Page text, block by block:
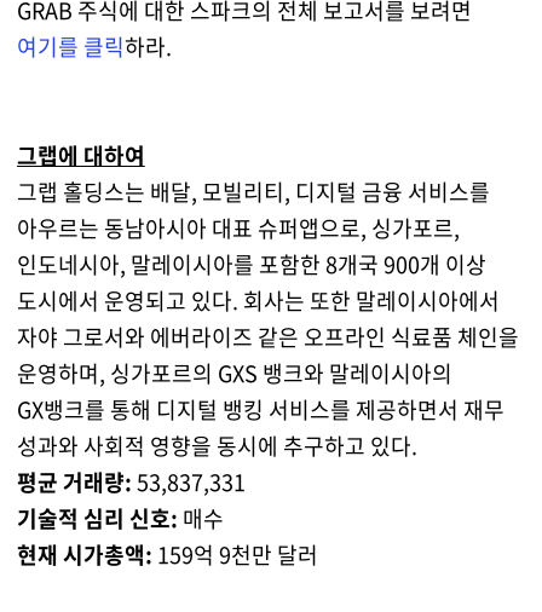
GRAB 주식에 대한 스파크의 전체 보고서를 보려면
여기를 클릭하라.
그랩에 대하여
그랩 홀딩스는 배달, 모빌리티, 디지털 금융 서비스를
아우르는 동남아시아 대표 슈퍼앱으로, 싱가포르,
인도네시아, 말레이시아를 포함한 8개국 900개 이상
도시에서 운영되고 있다. 회사는 또한 말레이시아에서
자야 그로서와 에버라이즈 같은 오프라인 식료품 체인을
운영하며, 싱가포르의 GXS 뱅크와 말레이시아의
GX뱅크를 통해 디지털 뱅킹 서비스를 제공하면서 재무
성과와 사회적 영향을 동시에 추구하고 있다.
평균 거래량:53,837,331
기술적 심리 신호: 매수
현재 시가총액: 159억 9천만 달러